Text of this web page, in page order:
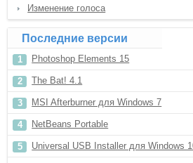
Изменение голоса
Последние версии
Photoshop Elements 15
The Bat! 4.1
MSI Afterburner для Windows 7
NetBeans Portable
Universal USB Installer для Windows